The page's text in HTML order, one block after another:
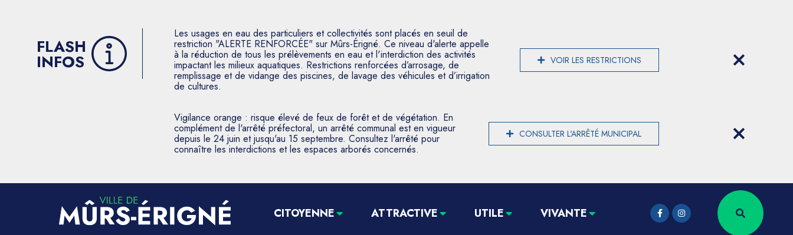
FLASH
INFOS
Les usages en eau des particuliers et collectivités sont placés en seuil de
restriction "ALERTE RENFORCÉE" sur Mûrs-Érigné. Ce niveau d'alerte appelle
à la réduction de tous les prélèvements en eau et l'interdiction des activités
impactant les milieux aquatiques. Restrictions renforcées d’arrosage, de
remplissage et de vidange des piscines, de lavage des véhicules et d’irrigation
de cultures.
VOIR LES RESTRICTIONS
Vigilance orange : risque élevé de feux de forêt et de végétation. En
complément de l'arrêté préfectoral, un arrêté communal est en vigueur
depuis le 24 juin et jusqu'au 15 septembre. Consultez l'arrêté pour
connaître les interdictions et les espaces arborés concernés.
CONSULTER L'ARRÊTÉ MUNICIPAL
CITOYENNE ATTRACTIVE UTILE VIVANTE